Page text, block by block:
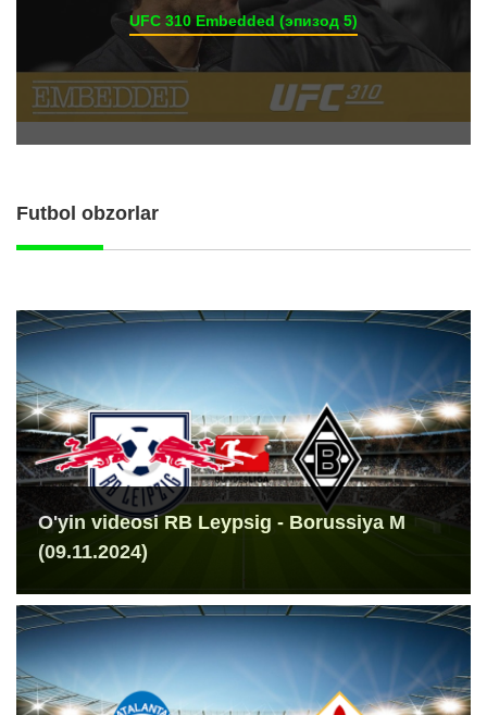
UFC 310 Embedded (эпизод 5)
Futbol obzorlar
O'yin videosi RB Leypsig - Borussiya M
(09.11.2024)